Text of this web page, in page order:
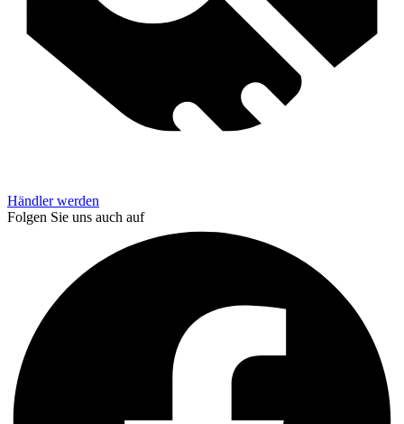
Händler werden
Folgen Sie uns auch auf